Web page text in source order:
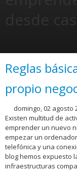
Reglas
propio
domingo, 02 agosto
Existen multitud de
emprender un nuevo
empezar un
telefónica y una
blog hemos expuesto
infraestructuras